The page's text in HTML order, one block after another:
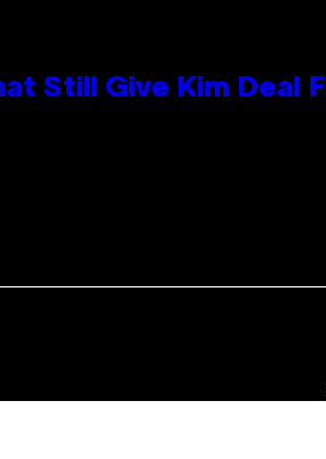
Still Give Kim Deal